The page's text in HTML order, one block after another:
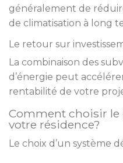
généralement de
de climatisation à long
Le retour sur
La combinaison des
d’énergie peut
rentabilité de votre
Comment choisir le
votre résidence?
Le choix d’un système